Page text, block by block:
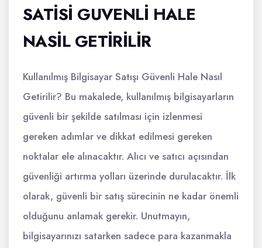
SATISI GUVENLI HALE
NASIL GETIRILIR
Kullanılmış Bilgisayar Satışı Güvenli Hale Nasıl
Getirilir? Bu makalede, kullanılmış bilgisayarların
güvenli bir şekilde satılması için izlenmesi
gereken adımlar ve dikkat edilmesi gereken
noktalar ele alınacaktır. Alıcı ve satıcı açısından
güvenliği artırma yolları üzerinde durulacaktır. İlk
olarak, güvenli bir satış sürecinin ne kadar önemli
olduğunu anlamak gerekir. Unutmayın,
bilgisayarınızı satarken sadece para kazanmakla